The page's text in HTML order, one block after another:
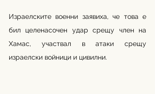
Израелските военни заявиха, че това е
бил целенасочен удар срещу член на
Хамас, участвал в атаки срещу
израелски войници и цивилни.